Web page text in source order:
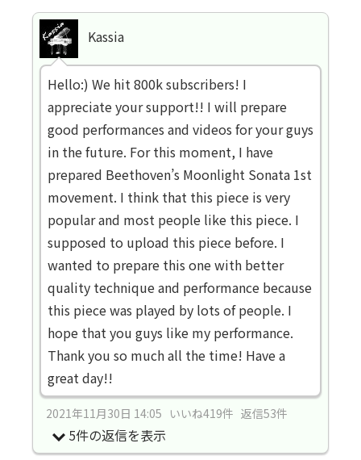
Kassia
Hello:) We hit 800k subscribers! I
appreciate your support!! I will prepare
good performances and videos for your guys
in the future. For this moment, I have
prepared Beethoven’s Moonlight Sonata 1st
movement. I think that this piece is very
popular and most people like this piece. I
supposed to upload this piece before. I
wanted to prepare this one with better
quality technique and performance because
this piece was played by lots of people. I
hope that you guys like my performance.
Thank you so much all the time! Have a
great day!!
2021年11月30日 14:05 いいね419件 返信53件
5件の返信を表示